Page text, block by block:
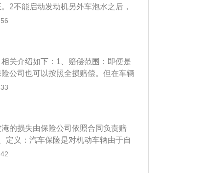
2不能启动发动机另外车泡水之后，
二次伤害，这时保险公司有权利不进
洗将座套地毡拆下来，进行彻底清
5检查机械部分检查汽车各个机械部
修理。
关介绍如下：1、赔偿范围：即便是
公司也可以按照全损赔偿。但在车辆
失的情况下，保险公司不予赔偿。或
险是一种新衍生的车险险种，这个险
主要是保障车辆在积水路面涉水行驶
是如果被水淹后车主还强行启动发动
偿。
的损失由保险公司依照合同负责赔
定义：汽车保险是对机动车辆由于自
损失负赔偿责任的一种商业保险。